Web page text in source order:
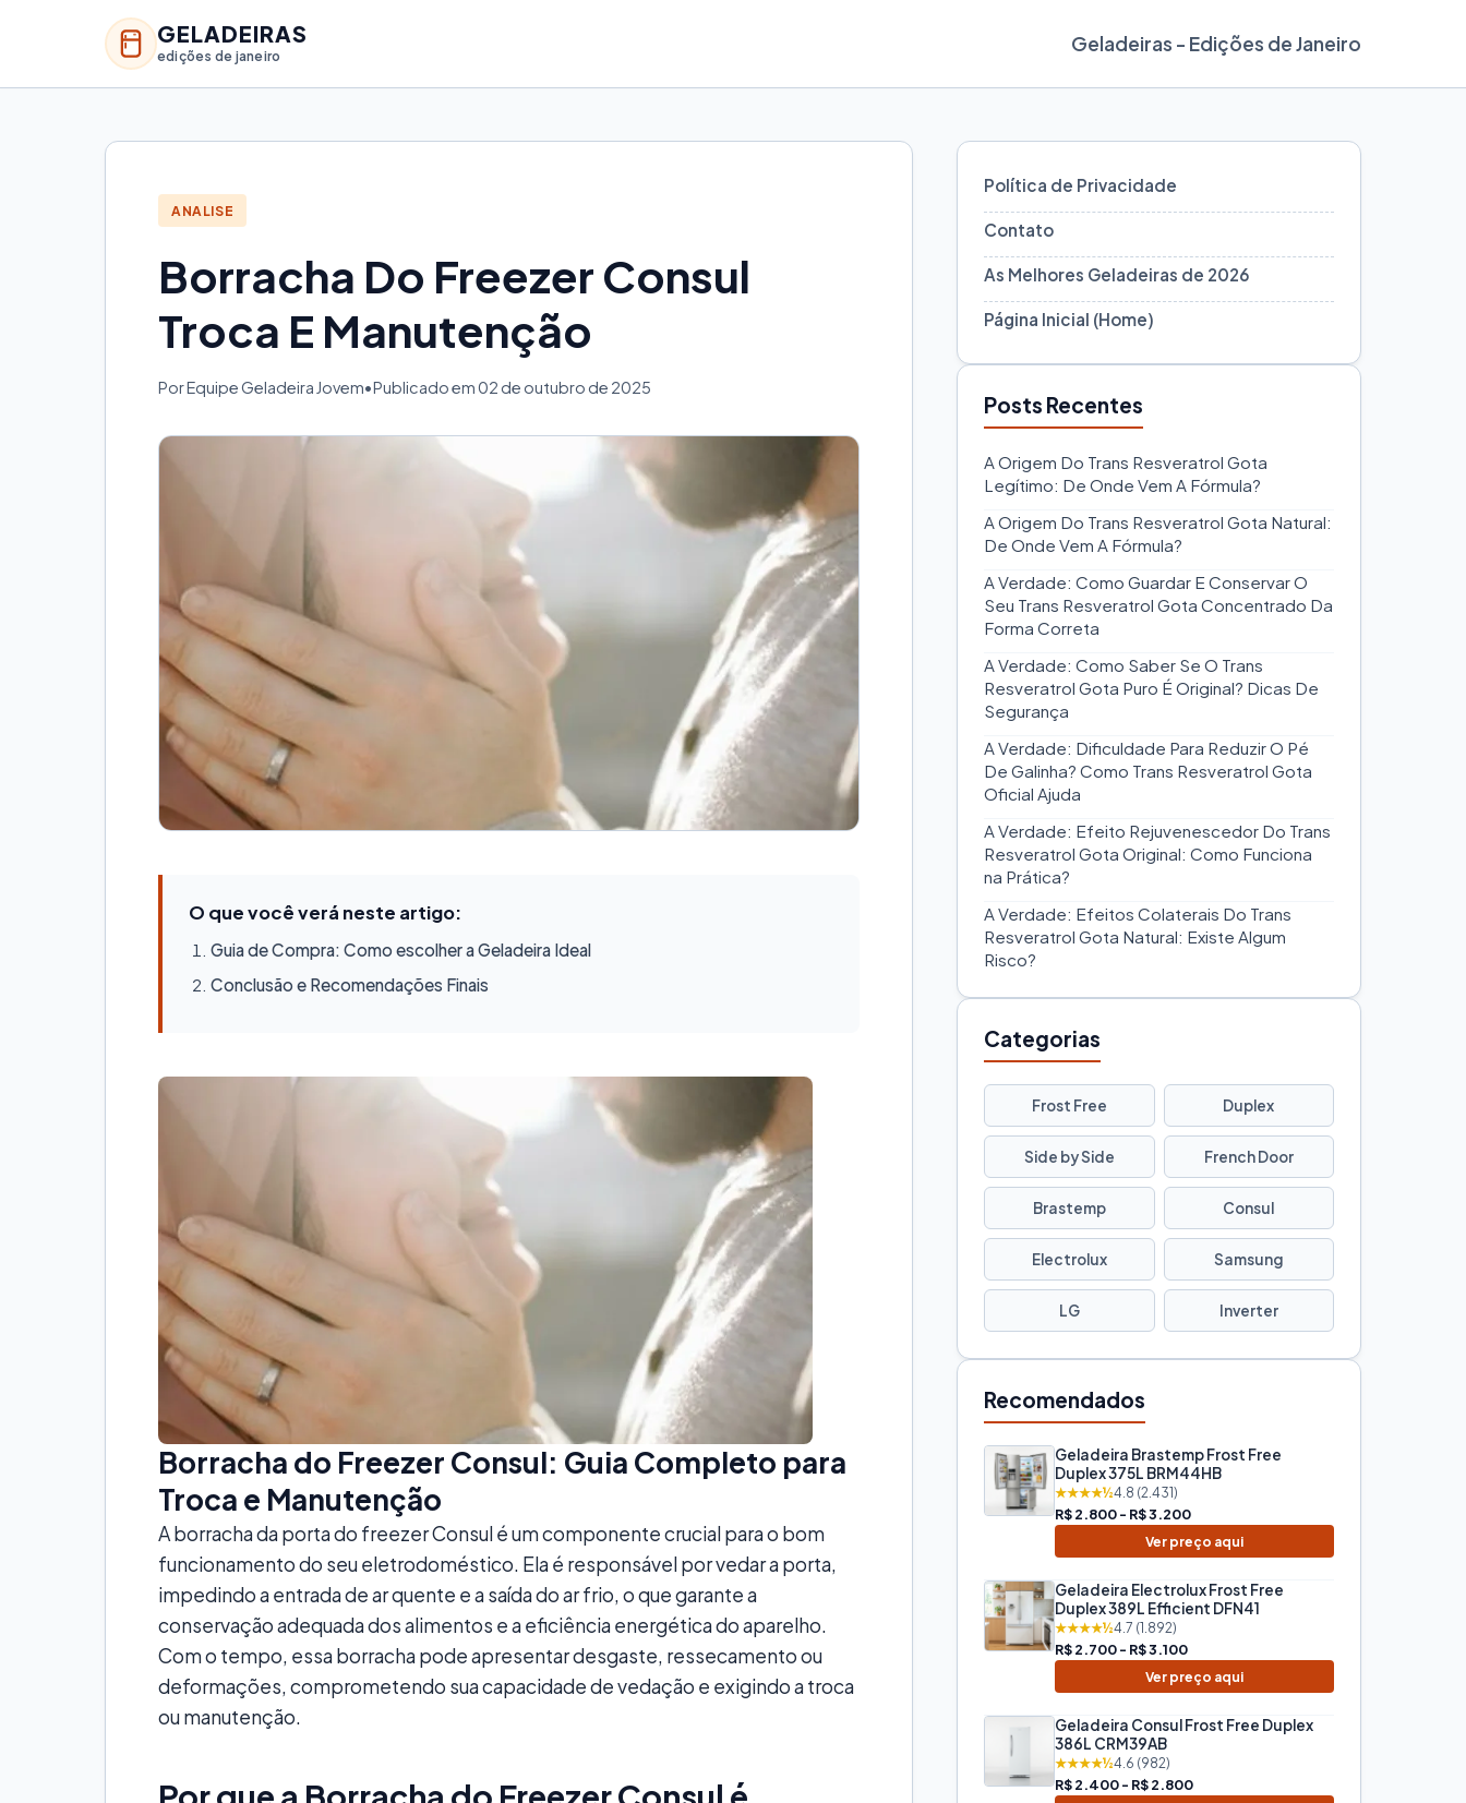
GELADEIRAS
edições de janeiro Geladeiras - Edições de Janeiro
ANALISE
Borracha Do Freezer Consul
Troca E Manutenção
Por Equipe Geladeira Jovem•Publicado em 02 de outubro de 2025
O que você verá neste artigo:
Guia de Compra: Como escolher a Geladeira Ideal
Conclusão e Recomendações Finais
Borracha do Freezer Consul: Guia Completo para
Troca e Manutenção
A borracha da porta do freezer Consul é um componente crucial para o bom
funcionamento do seu eletrodoméstico. Ela é responsável por vedar a porta,
impedindo a entrada de ar quente e a saída do ar frio, o que garante a
conservação adequada dos alimentos e a eficiência energética do aparelho.
Com o tempo, essa borracha pode apresentar desgaste, ressecamento ou
deformações, comprometendo sua capacidade de vedação e exigindo a troca
ou manutenção.
Política de Privacidade
Contato
As Melhores Geladeiras de 2026
Página Inicial (Home)
Posts Recentes
A Origem Do Trans Resveratrol Gota
Legítimo: De Onde Vem A Fórmula?
A Origem Do Trans Resveratrol Gota Natural:
De Onde Vem A Fórmula?
A Verdade: Como Guardar E Conservar O
Seu Trans Resveratrol Gota Concentrado Da
Forma Correta
A Verdade: Como Saber Se O Trans
Resveratrol Gota Puro É Original? Dicas De
Segurança
A Verdade: Dificuldade Para Reduzir O Pé
De Galinha? Como Trans Resveratrol Gota
Oficial Ajuda
A Verdade: Efeito Rejuvenescedor Do Trans
Resveratrol Gota Original: Como Funciona
na Prática?
A Verdade: Efeitos Colaterais Do Trans
Resveratrol Gota Natural: Existe Algum
Risco?
Categorias
Frost Free Duplex
Side by Side French Door
Brastemp Consul
Electrolux Samsung
LG Inverter
Recomendados
Geladeira Brastemp Frost Free
Duplex 375L BRM44HB
★★★★½4.8 (2.431)
R$ 2.800 - R$ 3.200
Ver preço aqui
Geladeira Electrolux Frost Free
Duplex 389L Efficient DFN41
★★★★½4.7 (1.892)
R$ 2.700 - R$ 3.100
Ver preço aqui
Geladeira Consul Frost Free Duplex
386L CRM39AB
★★★★½4.6 (982)
R$ 2.400 - R$ 2.800